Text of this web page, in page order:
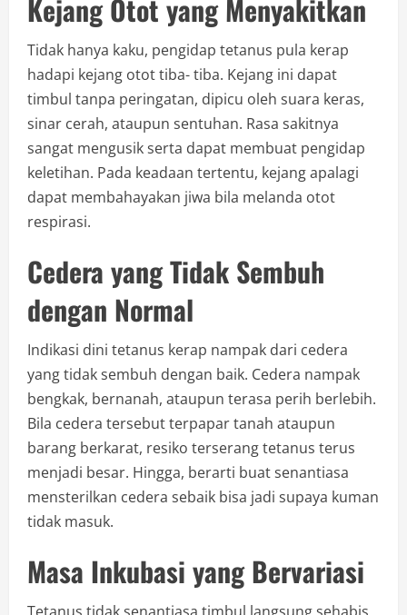
Kejang Otot yang Menyakitkan
Tidak hanya kaku, pengidap tetanus pula kerap
hadapi kejang otot tiba- tiba. Kejang ini dapat
timbul tanpa peringatan, dipicu oleh suara keras,
sinar cerah, ataupun sentuhan. Rasa sakitnya
sangat mengusik serta dapat membuat pengidap
keletihan. Pada keadaan tertentu, kejang apalagi
dapat membahayakan jiwa bila melanda otot
respirasi.
Cedera yang Tidak Sembuh
dengan Normal
Indikasi dini tetanus kerap nampak dari cedera
yang tidak sembuh dengan baik. Cedera nampak
bengkak, bernanah, ataupun terasa perih berlebih.
Bila cedera tersebut terpapar tanah ataupun
barang berkarat, resiko terserang tetanus terus
menjadi besar. Hingga, berarti buat senantiasa
mensterilkan cedera sebaik bisa jadi supaya kuman
tidak masuk.
Masa Inkubasi yang Bervariasi